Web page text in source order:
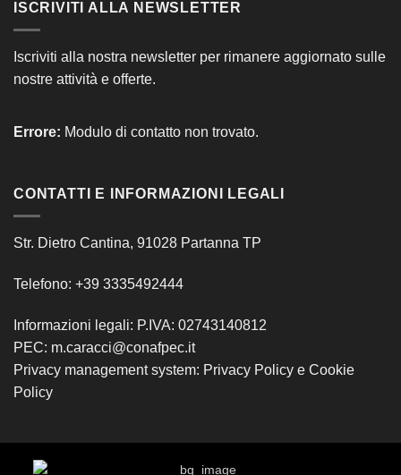
ISCRIVITI ALLA NEWSLETTER
Iscriviti alla nostra newsletter per rimanere aggiornato sulle
nostre attività e offerte.
Errore: Modulo di contatto non trovato.
CONTATTI E INFORMAZIONI LEGALI
Str. Dietro Cantina, 91028 Partanna TP
Telefono: +39 3335492444
Informazioni legali: P.IVA: 02743140812
PEC: m.caracci@conafpec.it
Privacy management system: Privacy Policy e Cookie
Policy